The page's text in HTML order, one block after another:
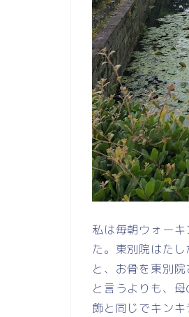
私は毎朝ウォー
た。東別院はた
と、お骨を東別
と言うよりも、
飾と同じでキンキ